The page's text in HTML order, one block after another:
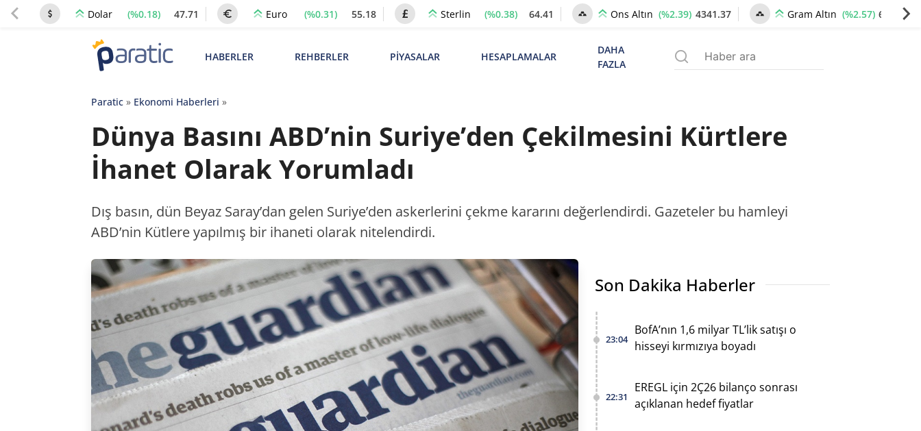
Dolar (%0.18) 47.71 Euro (%0.31) 55.18 Sterlin (%0.38) 64.41 Ons Altın (%2.39) 4341.37 Gram Altın (%2.57) 6659.77
HABERLER REHBERLER PİYASALAR HESAPLAMALAR
DAHA
FAZLA
Paratic» Ekonomi Haberleri »
Dünya Basını ABD’nin Suriye’den Çekilmesini Kürtlere
İhanet Olarak Yorumladı
Dış basın, dün Beyaz Saray’dan gelen Suriye’den askerlerini çekme kararını değerlendirdi. Gazeteler bu hamleyi
ABD’nin Kütlere yapılmış bir ihaneti olarak nitelendirdi.
Son Dakika Haberler
23:04
BofA’nın 1,6 milyar TL’lik satışı o
hisseyi kırmızıya boyadı
22:31
EREGL için 2Ç26 bilanço sonrası
açıklanan hedef fiyatlar